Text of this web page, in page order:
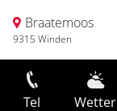
Braatemoos
9315 Winden
Tel Wetter